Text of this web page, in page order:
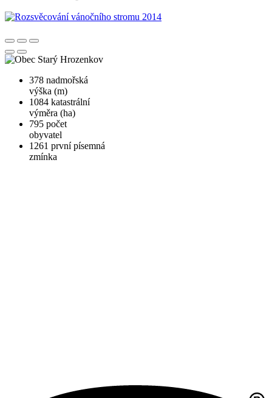
378 nadmořská
výška (m)
1084 katastrální
výměra (ha)
795 počet
obyvatel
1261 první písemná
zmínka